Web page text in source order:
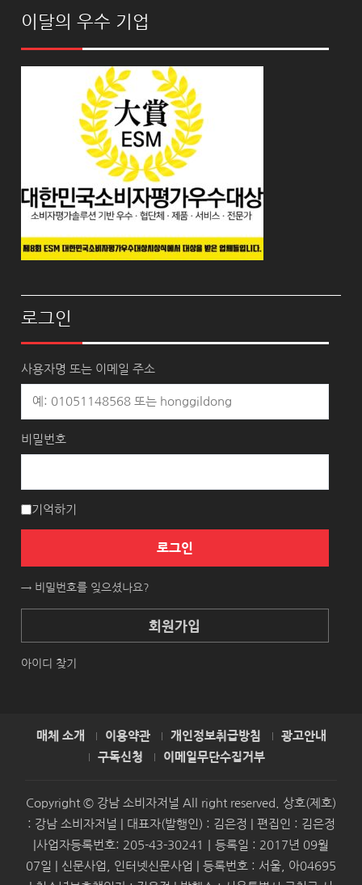
이달의 우수 기업
로그인
사용자명 또는 이메일 주소
비밀번호
기억하기
로그인
→ 비밀번호를 잊으셨나요?
회원가입
아이디 찾기
매체 소개 이용약관 개인정보취급방침
광고안내
구독신청
이메일무단수집거부
Copyright © 강남 소비자저널 All right reserved. 상호(제호)
: 강남 소비자저널 | 대표자(발행인) : 김은정 | 편집인 : 김은정
|사업자등록번호: 205-43-30241｜등록일 : 2017년 09월
07일 | 신문사업, 인터넷신문사업 | 등록번호 : 서울, 아04695